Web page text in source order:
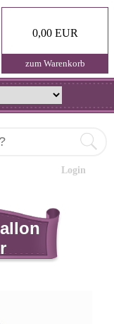
0,00 EUR
zum Warenkorb
Login